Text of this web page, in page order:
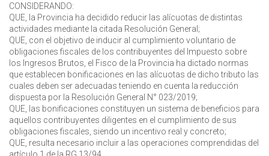
CONSIDERANDO:
QUE, la Provincia ha decidido reducir las alícuotas de distintas
actividades mediante la citada Resolución General;
QUE, con el objetivo de inducir al cumplimiento voluntario de
obligaciones fiscales de los contribuyentes del Impuesto sobre
los Ingresos Brutos, el Fisco de la Provincia ha dictado normas
que establecen bonificaciones en las alícuotas de dicho tributo las
cuales deben ser adecuadas teniendo en cuenta la reducción
dispuesta por la Resolución General N° 023/2019;
QUE, las bonificaciones constituyen un sistema de beneficios para
aquellos contribuyentes diligentes en el cumplimiento de sus
obligaciones fiscales, siendo un incentivo real y concreto;
QUE, resulta necesario incluir a las operaciones comprendidas del